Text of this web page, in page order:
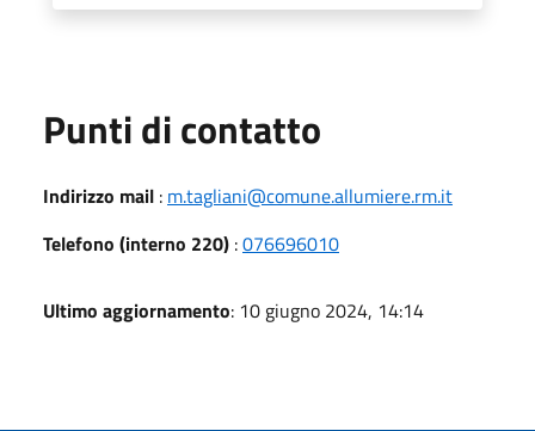
Punti di contatto
Indirizzo mail : m.tagliani@comune.allumiere.rm.it
Telefono (interno 220) :076696010
Ultimo aggiornamento: 10 giugno 2024, 14:14